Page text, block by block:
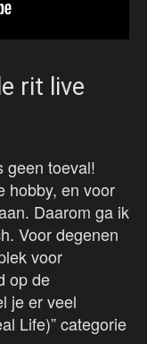
rit live
geen toeval!
hobby, en voor
Daarom ga ik
Voor degenen
voor
op de
je er veel
Life)” categorie